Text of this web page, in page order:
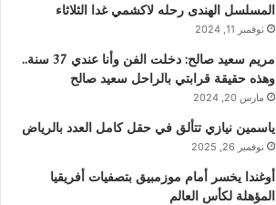
المسلسل الهندى رحله لاكشمي غدا الثلاثاء
نوفمبر 11, 2024
مريم سعيد صالح: دخلت الفن وأنا عندي 37 سنة..
وهذه حقيقة قرابتي بالراحل سعيد صالح
مارس 20, 2024
ياسمين نيازي تتألق في حقل كامل العدد بالرياض
نوفمبر 26, 2025
أوغندا يخسر أمام موزمبيق بتصفيات أفريقيا
المؤهلة لكأس العالم